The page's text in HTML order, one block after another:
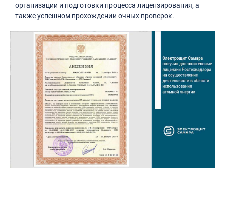
организации и подготовки процесса лицензирования, а
также успешном прохождении очных проверок.